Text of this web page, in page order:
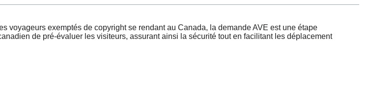
voyageurs exemptés de copyright se rendant au Canada, la demande AVE est une étape
de pré-évaluer les visiteurs, assurant ainsi la sécurité tout en facilitant les déplacement